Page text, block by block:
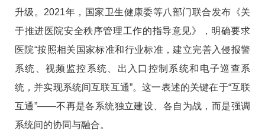
升级。2021年，国家卫生健康委等八部门联合发布《关
于推进医院安全秩序管理工作的指导意见》，明确要求
医院“按照相关国家标准和行业标准，建立完善入侵报警
系统、视频监控系统、出入口控制系统和电子巡查系
统，并实现系统间互联互通”。这一表述的关键在于“互联
互通”——不再是各系统独立建设、各自为战，而是强调
系统间的协同与融合。